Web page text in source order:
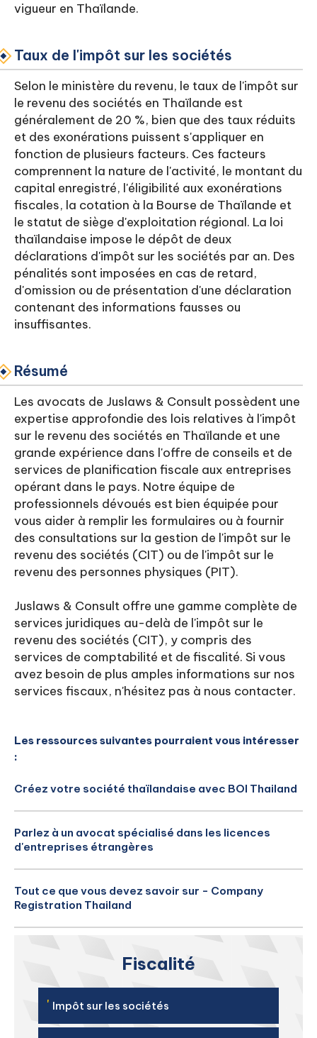
vigueur en Thaïlande.
Taux de l'impôt sur les sociétés
Selon le ministère du revenu, le taux de l'impôt sur
le revenu des sociétés en Thaïlande est
généralement de 20 %, bien que des taux réduits
et des exonérations puissent s'appliquer en
fonction de plusieurs facteurs. Ces facteurs
comprennent la nature de l'activité, le montant du
capital enregistré, l'éligibilité aux exonérations
fiscales, la cotation à la Bourse de Thaïlande et
le statut de siège d'exploitation régional. La loi
thaïlandaise impose le dépôt de deux
déclarations d'impôt sur les sociétés par an. Des
pénalités sont imposées en cas de retard,
d'omission ou de présentation d'une déclaration
contenant des informations fausses ou
insuffisantes.
Résumé
Les avocats de Juslaws & Consult possèdent une
expertise approfondie des lois relatives à l'impôt
sur le revenu des sociétés en Thaïlande et une
grande expérience dans l'offre de conseils et de
services de planification fiscale aux entreprises
opérant dans le pays. Notre équipe de
professionnels dévoués est bien équipée pour
vous aider à remplir les formulaires ou à fournir
des consultations sur la gestion de l'impôt sur le
revenu des sociétés (CIT) ou de l'impôt sur le
revenu des personnes physiques (PIT).
Juslaws & Consult offre une gamme complète de
services juridiques au-delà de l'impôt sur le
revenu des sociétés (CIT), y compris des
services de comptabilité et de fiscalité. Si vous
avez besoin de plus amples informations sur nos
services fiscaux, n'hésitez pas à nous contacter.
Les ressources suivantes pourraient vous intéresser
:
Créez votre société thaïlandaise avec BOI Thailand
Parlez à un avocat spécialisé dans les licences
d'entreprises étrangères
Tout ce que vous devez savoir sur - Company
Registration Thailand
Fiscalité
' Impôt sur les sociétés